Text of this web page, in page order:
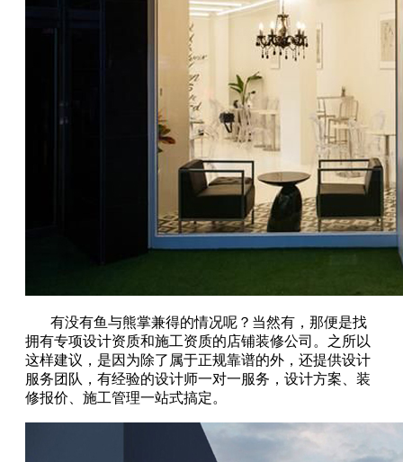
有没有鱼与熊掌兼得的情况呢？当然有，那便是找
拥有专项设计资质和施工资质的店铺装修公司。之所以
这样建议，是因为除了属于正规靠谱的外，还提供设计
服务团队，有经验的设计师一对一服务，设计方案、装
修报价、施工管理一站式搞定。